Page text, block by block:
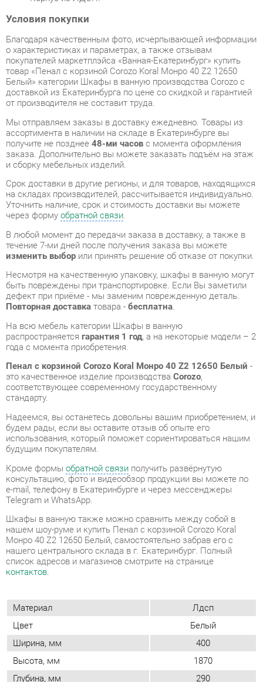
покупателей маркетплэйса «Ванная-Екатеринбург» купить
товар «Пенал с корзиной Corozo Koral Монро 40 Z2 12650
Белый» категории Шкафы в ванную производства Corozo с
доставкой из Екатеринбурга по цене со скидкой и гарантией
от производителя не составит труда.
Мы отправляем заказы в доставку ежедневно. Товары из
ассортимента в наличии на складе в Екатеринбурге вы
получите не позднее48-ми часовс момента оформления
заказа. Дополнительно вы можете заказать подъём на этаж
и сборку мебельных изделий.
Срок доставки в другие регионы, и для товаров, находящихся
на складах производителей, рассчитывается индивидуально.
Уточнить наличие, срок и стоимость доставки вы можете
через формуобратной связи.
В любой момент до передачи заказа в доставку, а также в
течение 7-ми дней после получения заказа вы можете
изменить выборили принять решение об отказе от покупки.
Несмотря на качественную упаковку, шкафы в ванную могут
быть повреждены при транспортировке. Если Вы заметили
дефект при приёме - мы заменим поврежденную деталь.
Повторная доставкатовара -бесплатна.
На всю мебель категории Шкафы в ванную
распространяется
, а на некоторые модели – 2
года с момента приобретения.
Пенал с корзиной Corozo Koral Монро 40 Z2 12650 Белый-
это качественное изделие производстваCorozo
стандарту.
Надеемся, вы останетесь довольны вашим приобретением, и
использования, который поможет сориентироваться нашим
будущим покупателям.
Кроме формы
e-mail, телефону в Екатеринбурге и через мессенджеры
Telegram и WhatsApp.
Шкафы в ванную также можно сравнить между собой в
нашем шоу-руме и купить Пенал с корзиной Corozo Koral
Монро 40 Z2 12650 Белый, самостоятельно забрав его с
нашего центрального склада в г. Екатеринбург. Полный
список адресов и магазинов смотрите на странице
контактов.
Материал
Лдсп
Цвет
Белый
Ширина, мм
400
Глубина, мм
290
Расположение
Напольный
Комплектация (шкафы и
стеллажи)
Полки
Форма (шкафы и стеллажи)
Узкий
Применение (шкафы/